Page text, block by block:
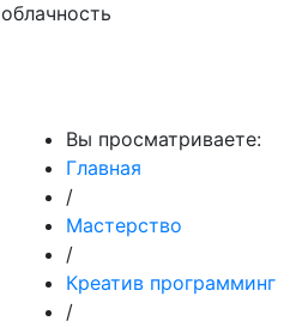
облачность
Вы просматриваете:
Главная
/
Мастерство
/
Креатив программинг
/